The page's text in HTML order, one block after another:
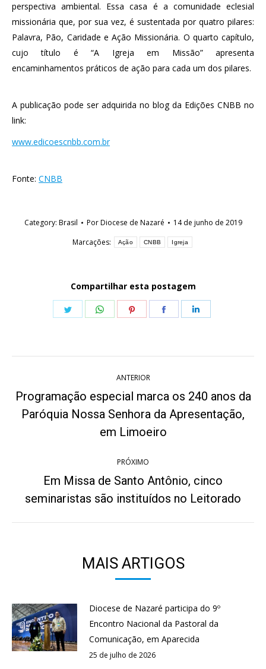
perspectiva ambiental. Essa casa é a comunidade eclesial
missionária que, por sua vez, é sustentada por quatro pilares:
Palavra, Pão, Caridade e Ação Missionária. O quarto capítulo,
cujo título é “A Igreja em Missão” apresenta
encaminhamentos práticos de ação para cada um dos pilares.
A publicação pode ser adquirida no blog da Edições CNBB no
link:
www.edicoescnbb.com.br
Fonte: CNBB
Category: Brasil PorDiocese de Nazaré
14 de junho de 2019
Marcações:
Ação CNBB Igreja
Compartilhar esta postagem
Share
Share
Share
Share
de
post:
ANTERIOR
Post
anterior:
Programação especial marca os 240 anos da
Paróquia Nossa Senhora da Apresentação,
em Limoeiro
PRÓXIMO
Próximo
post:
Em Missa de Santo Antônio, cinco
seminaristas são instituídos no Leitorado
MAIS ARTIGOS
Diocese de Nazaré participa do 9º
Encontro Nacional da Pastoral da
Comunicação, em Aparecida
25 de julho de 2026